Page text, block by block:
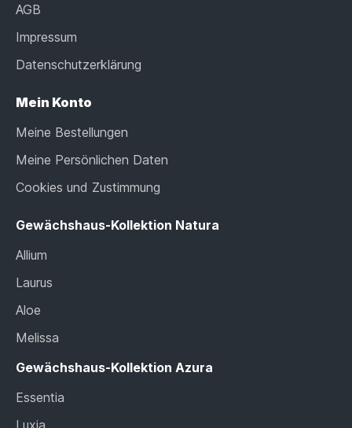
AGB
Impressum
Datenschutzerklärung
Mein Konto
Meine Bestellungen
Meine Persönlichen Daten
Cookies und Zustimmung
Gewächshaus-Kollektion Natura
Allium
Laurus
Aloe
Melissa
Gewächshaus-Kollektion Azura
Essentia